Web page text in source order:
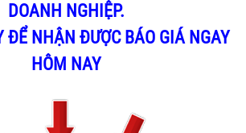
DOANH NGHIỆP.
ĐỂ NHẬN ĐƯỢC BÁO GIÁ NGAY
HÔM NAY